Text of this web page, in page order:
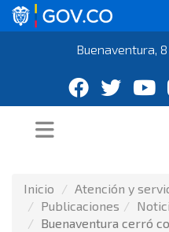
Buenaventura,
Inicio
Atención y
Publicaciones
Buenaventura cerró